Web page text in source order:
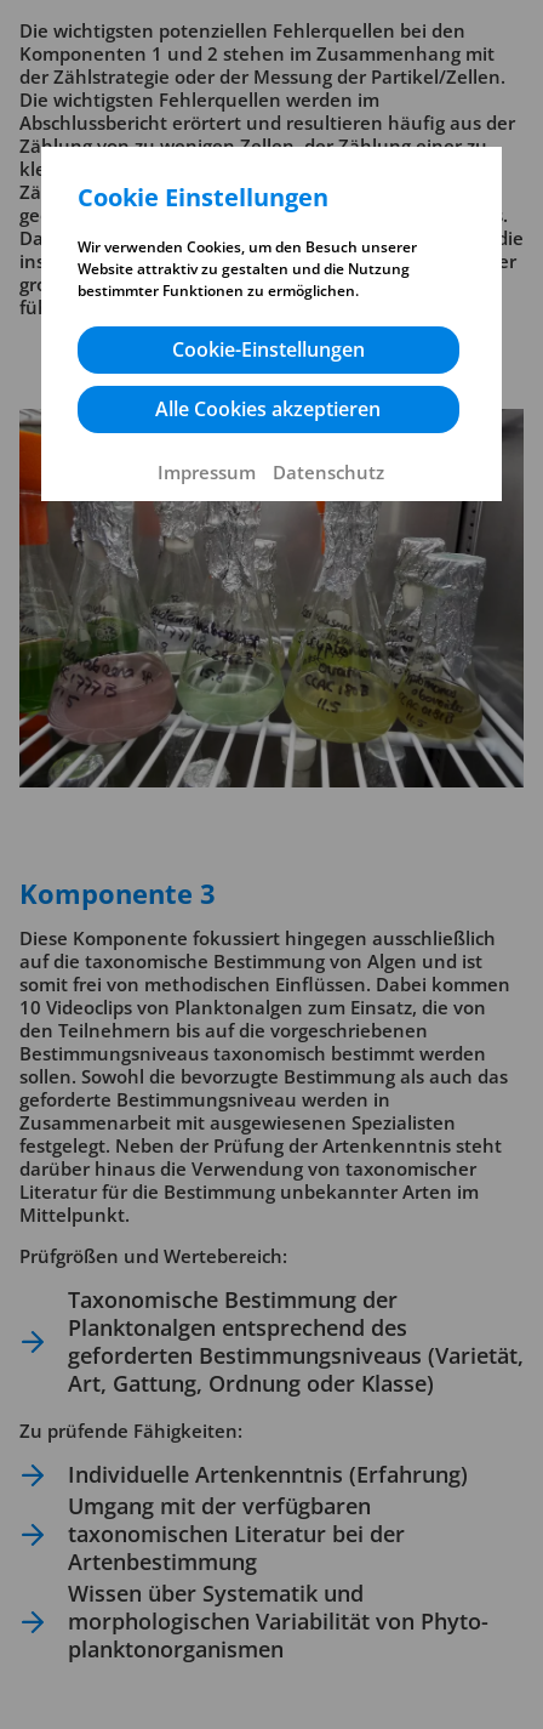
Die wichtigsten potenziellen Fehlerquellen bei den
Komponenten 1 und 2 stehen im Zusammenhang mit
der Zählstrategie oder der Messung der Partikel/Zellen.
Die wichtigsten Fehlerquellen werden im
Abschlussbericht erörtert und resultieren häufig aus der
Zählung von zu wenigen Zellen, der Zählung einer zu
kleinen Fläche im Vergleich zur Gesamtfläche der
Zählkammer und der Verwendung einer unpassenden
geometrischen Form zur Berechnung des Zellvolumens.
Darüber hinaus treten häufig Berechnungsfehler auf, die
insbesondere bei der Biovolumenkonzentration zu einer
großen Abweichung von dem zugewiesenen Zielwert
führen können.
Komponente 3
Diese Komponente fokussiert hingegen ausschließlich
auf die taxonomische Bestimmung von Algen und ist
somit frei von methodischen Einflüssen. Dabei kommen
10 Videoclips von Planktonalgen zum Einsatz, die von
den Teilnehmern bis auf die vorgeschriebenen
Bestimmungsniveaus taxonomisch bestimmt werden
sollen. Sowohl die bevorzugte Bestimmung als auch das
geforderte Bestimmungsniveau werden in
Zusammenarbeit mit ausgewiesenen Spezialisten
festgelegt. Neben der Prüfung der Artenkenntnis steht
darüber hinaus die Verwendung von taxonomischer
Literatur für die Bestimmung unbekannter Arten im
Mittelpunkt.
Prüfgrößen und Wertebereich:
Taxonomische Bestimmung der
Planktonalgen entsprechend des
geforderten Bestimmungsniveaus (Varietät,
Art, Gattung, Ordnung oder Klasse)
Zu prüfende Fähigkeiten:
Individuelle Artenkenntnis (Erfahrung)
Umgang mit der verfügbaren
taxonomischen Literatur bei der
Artenbestimmung
Wissen über Systematik und
morphologischen Variabilität von Phyto­
plankton­organismen
Cookie Einstellungen
Wir verwenden Cookies, um den Besuch unserer
Website attraktiv zu gestalten und die Nutzung
bestimmter Funktionen zu ermöglichen.
Cookie-Einstellungen
Alle Cookies akzeptieren
Impressum Datenschutz